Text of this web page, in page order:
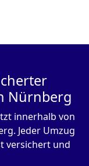
Nürnberg
innerhalb von
Jeder Umzug
versichert und